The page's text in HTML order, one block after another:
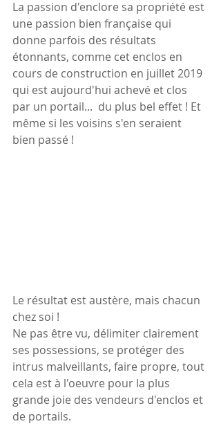
La passion d'enclore sa propriété est
une passion bien française qui
donne parfois des résultats
étonnants, comme cet enclos en
cours de construction en juillet 2019
qui est aujourd'hui achevé et clos
par un portail...  du plus bel effet ! Et
même si les voisins s'en seraient
bien passé !
Le résultat est austère, mais chacun
chez soi !
Ne pas être vu, délimiter clairement
ses possessions, se protéger des
intrus malveillants, faire propre, tout
cela est à l'oeuvre pour la plus
grande joie des vendeurs d'enclos et
de portails.